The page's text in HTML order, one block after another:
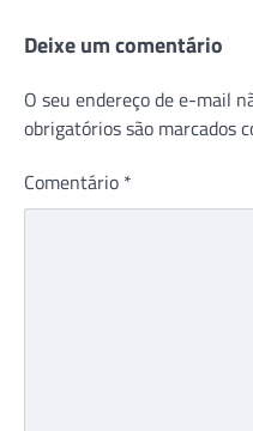
Deixe um comentário
O seu endereço de e-mail
obrigatórios são marcados
Comentário *